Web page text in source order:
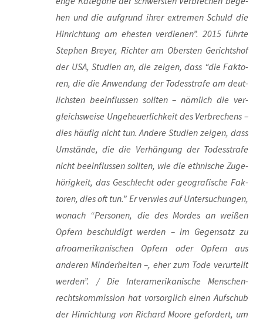
hen und die auf­grund ihrer extre­men Schuld die
Hin­rich­tung am ehes­ten ver­die­nen”. 2015 führ­te
Ste­phen Brey­er, Rich­ter am Obers­ten Gerichts­hof
der USA, Stu­di­en an, die zei­gen, dass “die Fak­to­
ren, die die Anwen­dung der Todes­stra­fe am deut­
lichs­ten beein­flus­sen soll­ten – näm­lich die ver­
gleichs­wei­se Unge­heu­er­lich­keit des Ver­bre­chens –
dies häu­fig nicht tun. Ande­re Stu­di­en zei­gen, dass
Umstän­de, die die Ver­hän­gung der Todes­stra­fe
nicht beein­flus­sen soll­ten, wie die eth­ni­sche Zuge­
hö­rig­keit, das Geschlecht oder geo­gra­fi­sche Fak­
to­ren, dies oft tun.” Er ver­wies auf Unter­su­chun­gen,
wonach “Per­so­nen, die des Mor­des an wei­ßen
Opfern beschul­digt wer­den – im Gegen­satz zu
afro­ame­ri­ka­ni­schen Opfern oder Opfern aus
ande­ren Min­der­hei­ten –, eher zum Tode ver­ur­teilt
wer­den”. / Die Inter­ame­ri­ka­ni­sche Men­schen­
rechts­kom­mis­si­on hat vor­sorg­lich einen Auf­schub
der Hin­rich­tung von Richard Moo­re gefor­dert, um